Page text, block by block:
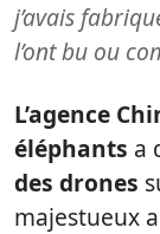
j’avais
l’ont bu ou
L’agence
éléphants a
des drones
majestueux